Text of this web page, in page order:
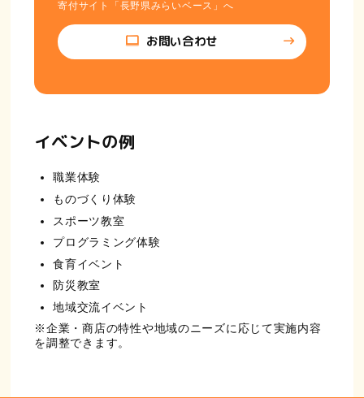
寄付サイト「長野県みらいベース」へ
お問い合わせ
イベントの例
職業体験
ものづくり体験
スポーツ教室
プログラミング体験
食育イベント
防災教室
地域交流イベント
※企業・商店の特性や地域のニーズに応じて実施内容
を調整できます。